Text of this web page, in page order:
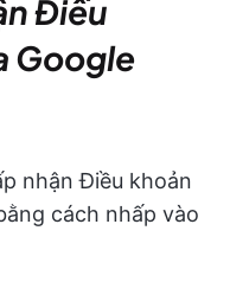
Điều
Google
nhận Điều khoản
cách nhấp vào